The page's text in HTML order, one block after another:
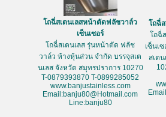
โถฉี่สเตนเลสหน้าตัดฟลัชวาล์ว
เซ็นเซอร์
โถฉี่สเตนเลส รุ่นหน้าตัด ฟลัช
วาล์ว ห้างหุ้นส่วน จำกัด บรรจุสเต
นเลส จังหวัด สมุทรปราการ 10270
T-0879393870 T-0899285052
www.banjustainless.com
Email:banju80@Hotmail.com
Line:banju80
โถฉี่
โถฉี่
เซ็นเ
สเต